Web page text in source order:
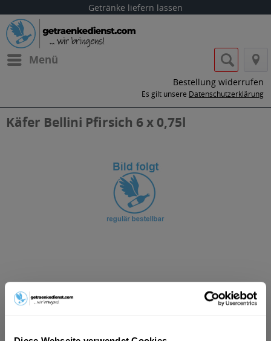
Getränke liefern lassen
Menü
Bestellung widerrufen
Es gilt unsere Datenschutzerklärung
Käfer Bellini Pfirsich 6 x 0,75l
ab 26,49 € *